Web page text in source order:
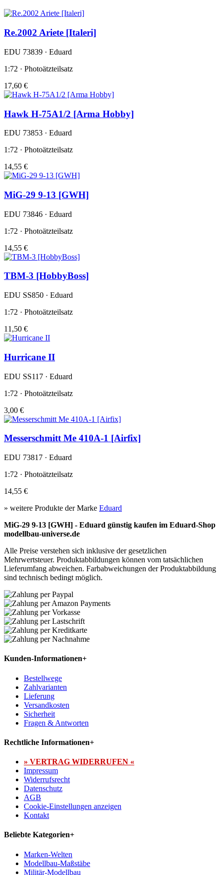
Re.2002 Ariete [Italeri]
EDU 73839 · Eduard
1:72 · Photoätzteilsatz
17,60 €
Hawk H-75A1/2 [Arma Hobby]
EDU 73853 · Eduard
1:72 · Photoätzteilsatz
14,55 €
MiG-29 9-13 [GWH]
EDU 73846 · Eduard
1:72 · Photoätzteilsatz
14,55 €
TBM-3 [HobbyBoss]
EDU SS850 · Eduard
1:72 · Photoätzteilsatz
11,50 €
Hurricane II
EDU SS117 · Eduard
1:72 · Photoätzteilsatz
3,00 €
Messerschmitt Me 410A-1 [Airfix]
EDU 73817 · Eduard
1:72 · Photoätzteilsatz
14,55 €
» weitere Produkte der Marke Eduard
MiG-29 9-13 [GWH] - Eduard günstig kaufen im Eduard-Shop
modellbau-universe.de
Alle Preise verstehen sich inklusive der gesetzlichen
Mehrwertsteuer. Produktabbildungen können vom tatsächlichen
Lieferumfang abweichen. Farbabweichungen der Produktabbildung
sind technisch bedingt möglich.
Kunden-Informationen+
Bestellwege
Zahlvarianten
Lieferung
Versandkosten
Sicherheit
Fragen & Antworten
Rechtliche Informationen+
» VERTRAG WIDERRUFEN «
Impressum
Widerrufsrecht
Datenschutz
AGB
Cookie-Einstellungen anzeigen
Kontakt
Beliebte Kategorien+
Marken-Welten
Modellbau-Maßstäbe
Militär-Modellbau